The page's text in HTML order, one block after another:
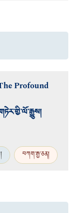
Profound
བཀག་རྒྱ་ཅན།